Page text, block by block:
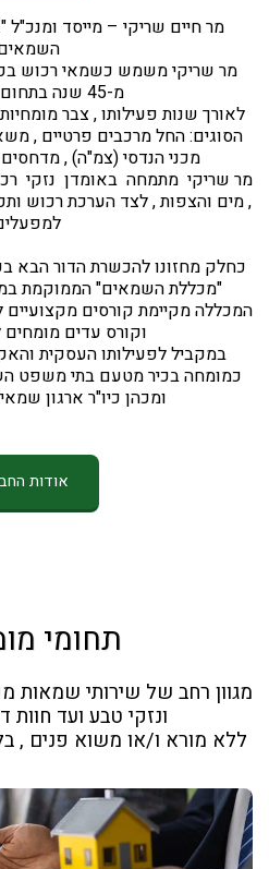
מ-45 שנה בתחום השמאות.
מכני הנדסי (צמ"ה) ,
"מכללת השמאים" הממוקמת
וקורס עדים
ומכהן כיו"ר ארגון
אודות
תחומי
ללא מורא ו/או משוא פנים ,